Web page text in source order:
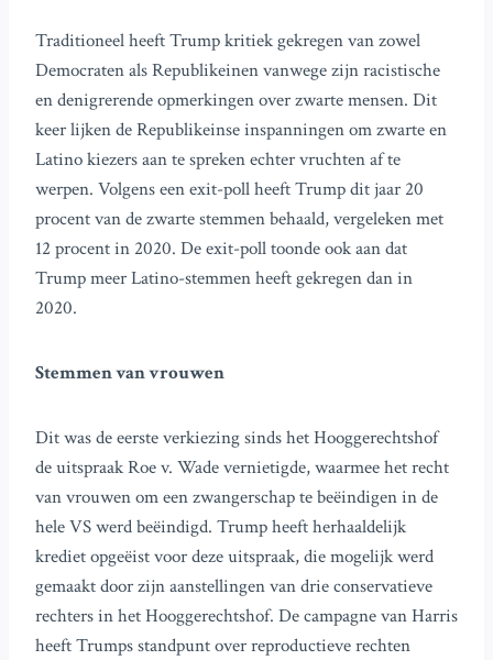
Traditioneel heeft Trump kritiek gekregen van zowel
Democraten als Republikeinen vanwege zijn racistische
en denigrerende opmerkingen over zwarte mensen. Dit
keer lijken de Republikeinse inspanningen om zwarte en
Latino kiezers aan te spreken echter vruchten af te
werpen. Volgens een exit-poll heeft Trump dit jaar 20
procent van de zwarte stemmen behaald, vergeleken met
12 procent in 2020. De exit-poll toonde ook aan dat
Trump meer Latino-stemmen heeft gekregen dan in
2020.
Stemmen van vrouwen
Dit was de eerste verkiezing sinds het Hooggerechtshof
de uitspraak Roe v. Wade vernietigde, waarmee het recht
van vrouwen om een zwangerschap te beëindigen in de
hele VS werd beëindigd. Trump heeft herhaaldelijk
krediet opgeëist voor deze uitspraak, die mogelijk werd
gemaakt door zijn aanstellingen van drie conservatieve
rechters in het Hooggerechtshof. De campagne van Harris
heeft Trumps standpunt over reproductieve rechten